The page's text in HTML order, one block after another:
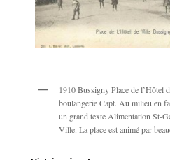
1910 Bussigny Place de l’Hôtel
boulangerie Capt. Au milieu en
un grand texte Alimentation St-
Ville. La place est animé par